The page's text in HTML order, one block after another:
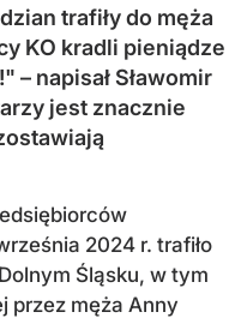
trafiły do męża
KO kradli pieniądze
napisał Sławomir
jest znacznie
2024 r. trafiło
Śląsku, w tym
przez męża Anny